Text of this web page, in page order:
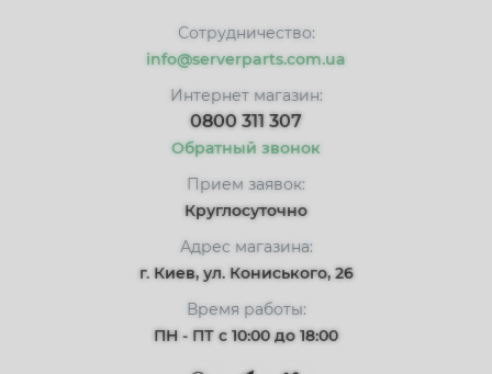
Сотрудничество:
info@serverparts.com.ua
Интернет магазин:
0800 311 307
Обратный звонок
Прием заявок:
Круглосуточно
Адрес магазина:
г. Киев, ул. Кониського, 26
Время работы:
ПН - ПТ с 10:00 до 18:00